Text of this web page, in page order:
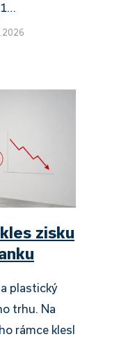
zisku
plastický
trhu. Na
rámce klesl